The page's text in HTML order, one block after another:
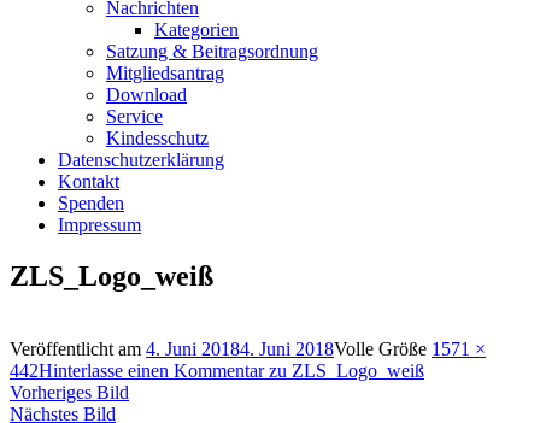
Nachrichten
Kategorien
Satzung & Beitragsordnung
Mitgliedsantrag
Download
Service
Kindesschutz
Datenschutzerklärung
Kontakt
Spenden
Impressum
ZLS_Logo_weiß
Veröffentlicht am 4. Juni 20184. Juni 2018Volle Größe 1571 ×
442Hinterlasse einen Kommentarzu ZLS_Logo_weiß
Vorheriges Bild
Nächstes Bild